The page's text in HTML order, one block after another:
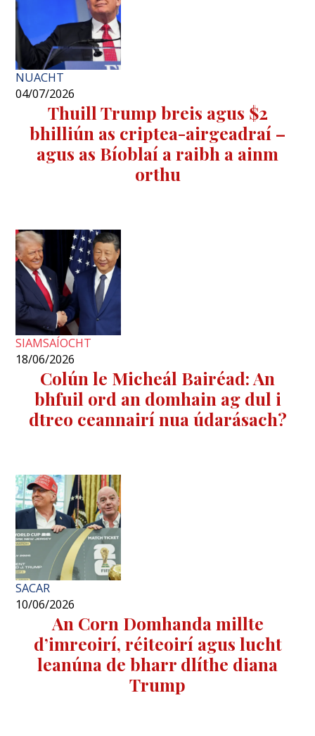
NUACHT
04/07/2026
Thuill Trump breis agus $2
bhilliún as criptea-airgeadraí –
agus as Bíoblaí a raibh a ainm
orthu
SIAMSAÍOCHT
18/06/2026
Colún le Micheál Bairéad: An
bhfuil ord an domhain ag dul i
dtreo ceannairí nua údarásach?
SACAR
10/06/2026
An Corn Domhanda millte
d’imreoirí, réiteoirí agus lucht
leanúna de bharr dlíthe diana
Trump